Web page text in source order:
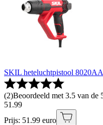
SKIL heteluchtpistool
(2)Beoordeeld met 3.5 van de
51 .99
Prijs: 51.99 euro